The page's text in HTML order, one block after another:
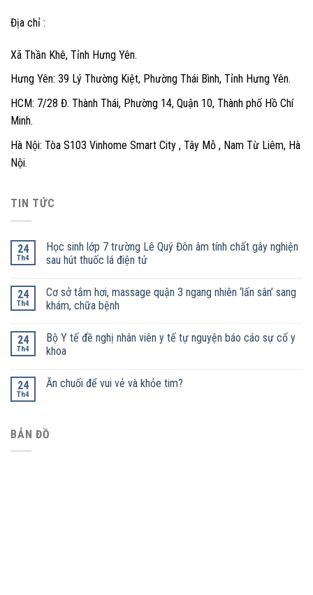
Địa chỉ :
Xã Thần Khê, Tỉnh Hưng Yên.
Hưng Yên: 39 Lý Thường Kiệt, Phường Thái Bình, Tỉnh Hưng Yên.
HCM: 7/28 Đ. Thành Thái, Phường 14, Quận 10, Thành phố Hồ Chí
Minh.
Hà Nội: Tòa S103 Vinhome Smart City , Tây Mỗ , Nam Từ Liêm, Hà
Nội.
TIN TỨC
24
Th4
Học sinh lớp 7 trường Lê Quý Đôn âm tính chất gây nghiện
sau hút thuốc lá điện tử
24
Th4
Cơ sở tắm hơi, massage quận 3 ngang nhiên ‘lấn sân’ sang
khám, chữa bệnh
24
Th4
Bộ Y tế đề nghị nhân viên y tế tự nguyện báo cáo sự cố y
khoa
24
Th4
Ăn chuối để vui vẻ và khỏe tim?
BẢN ĐỒ